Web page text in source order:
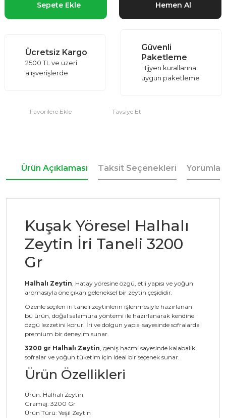
Sepete Ekle Hemen Al
Ücretsiz Kargo
2500 TL ve üzeri
alışverişlerde
Güvenli
Paketleme
Hijyen kurallarına
uygun paketleme
Tavsiye Et
Ürün Açıklaması Taksit Seçenekleri Yorumlar
Kuşak Yöresel Halhalı
Zeytin İri Taneli 3200
Gr
Halhalı Zeytin, Hatay yöresine özgü, etli yapısı ve yoğun
aromasıyla öne çıkan geleneksel bir zeytin çeşididir.
Özenle seçilen iri taneli zeytinlerin işlenmesiyle hazırlanan
bu ürün, doğal salamura yöntemi ile hazırlanarak kendine
özgü lezzetini korur. İri ve dolgun yapısı sayesinde sofralarda
premium bir deneyim sunar.
3200 gr Halhalı Zeytin, geniş hacmi sayesinde kalabalık
sofralar ve yoğun tüketim için ideal bir seçenek sunar.
Ürün Özellikleri
Ürün: Halhalı Zeytin
Gramaj: 3200 Gr
Ürün Türü: Yeşil Zeytin